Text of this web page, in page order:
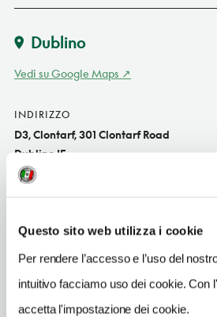
Questo sito web utilizza i cookie
Per rendere l’accesso e l’uso del
intuitivo facciamo uso dei cookie. Con
accetta l'impostazione dei cookie.
Dublino
Vedi su Google Maps
INDIRIZZO
D3, Clontarf, 301 Clontarf Road
Dublino IE
SITO WEB
TELEFONO
18338841
NUMERO CAMERE
4